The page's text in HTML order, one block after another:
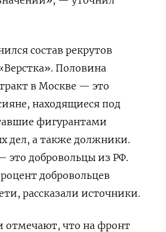
состав рекрутов
Половина
в Москве — это
находящиеся под
фигурантами
дел, а также должники.
это добровольцы из РФ.
добровольцев
рассказали источники.
отмечают, что на фронт